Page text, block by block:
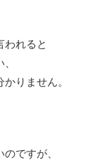
われると
りません。
ですが、